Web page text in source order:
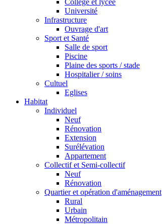
Université
Infrastructure
Ouvrage d'art
Sport et Santé
Salle de sport
Piscine
Plaine des sports / stade
Hospitalier / soins
Cultuel
Eglises
Habitat
Individuel
Neuf
Rénovation
Extension
Surélévation
Appartement
Collectif et Semi-collectif
Neuf
Rénovation
Quartier et opération d'aménagement
Rural
Urbain
Métropolitain